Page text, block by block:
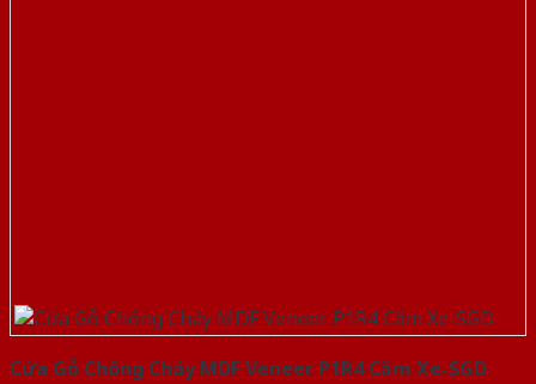
Cửa Gỗ Chống Cháy MDF Veneer P1R4 Căm Xe-SGD